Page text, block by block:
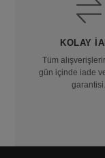
KOLAY
Tüm
gün içinde iade
garantisi.